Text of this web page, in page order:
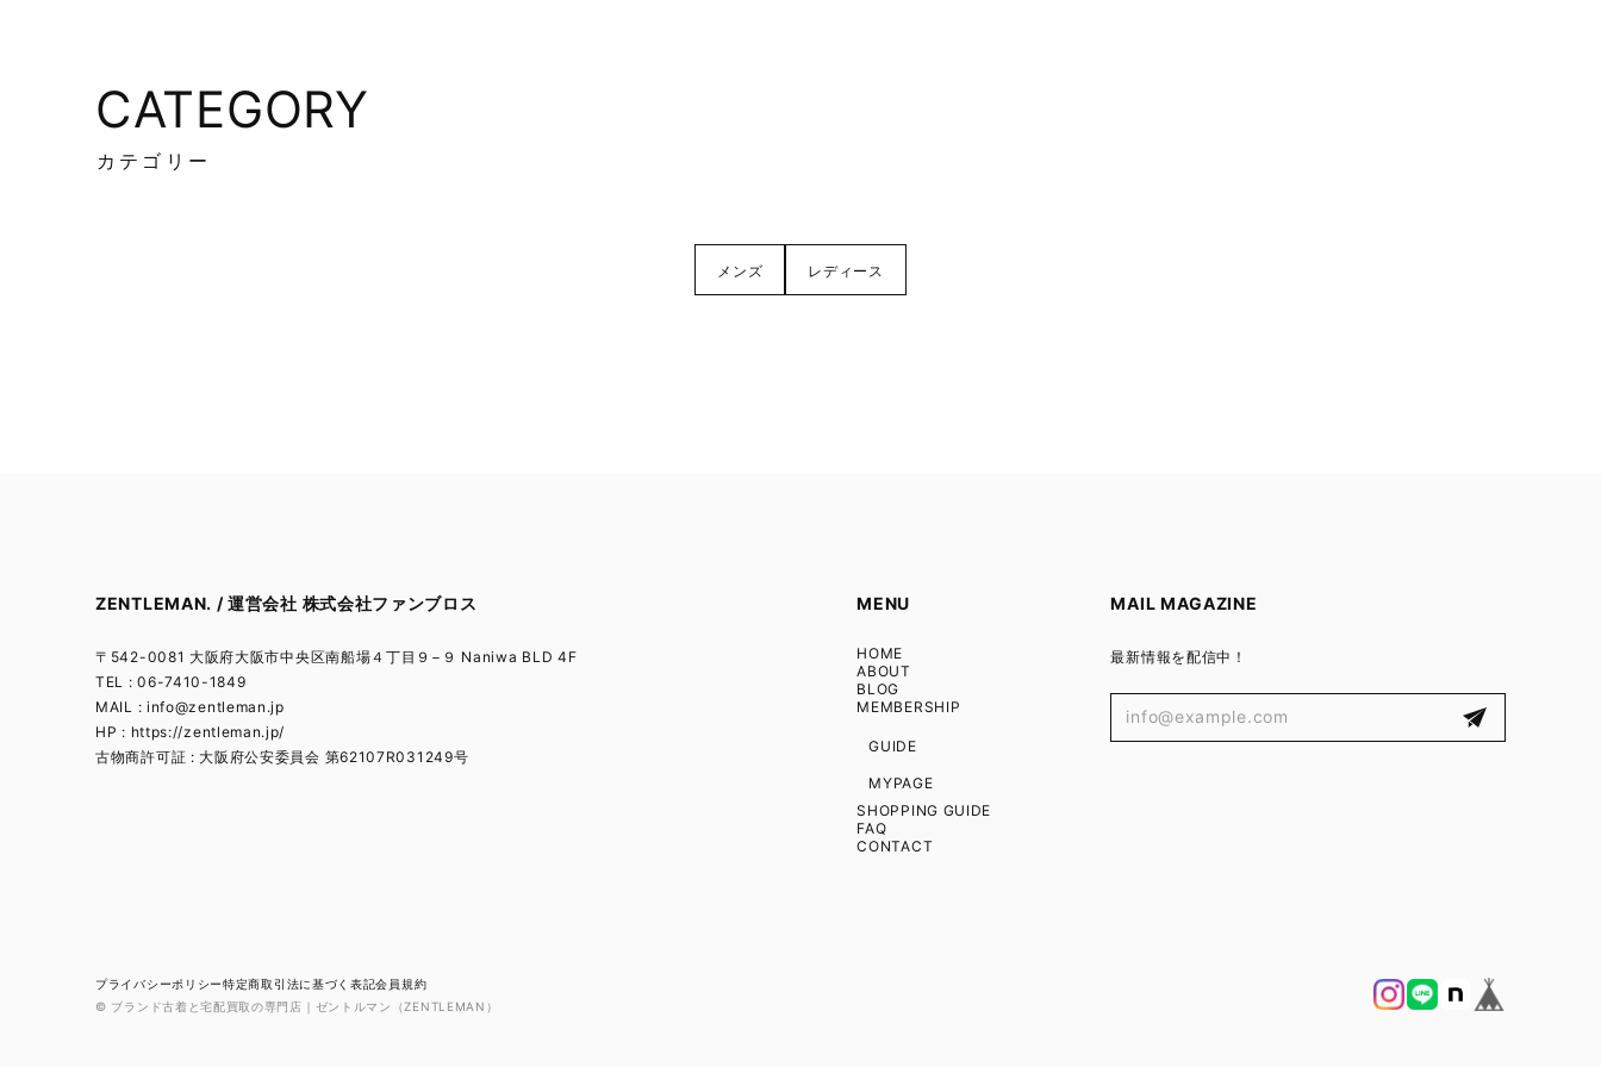
CATEGORY
カテゴリー
メンズ レディース
ZENTLEMAN. / 運営会社 株式会社ファンブロス
〒542-0081 大阪府大阪市中央区南船場４丁目９−９ Naniwa BLD 4F
TEL : 06-7410-1849
MAIL : info@zentleman.jp
HP : https://zentleman.jp/
古物商許可証 : 大阪府公安委員会 第62107R031249号
MENU
HOME
ABOUT
BLOG
MEMBERSHIP
GUIDE
MYPAGE
SHOPPING GUIDE
FAQ
CONTACT
MAIL MAGAZINE
最新情報を配信中！
プライバシーポリシー特定商取引法に基づく表記会員規約
© ブランド古着と宅配買取の専門店｜ゼントルマン（ZENTLEMAN）